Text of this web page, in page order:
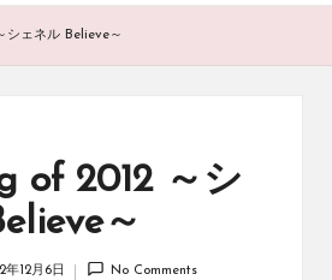
シェネル Believe～
of 2012 ～シ
～
年12月6日 No Comments